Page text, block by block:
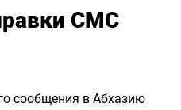
СМС
сообщения в Абхазию